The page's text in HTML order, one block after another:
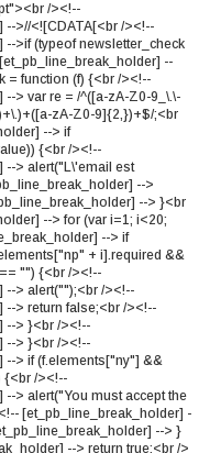
/><!--
-->//<![CDATA[<br /><!--
>if (typeof newsletter_check
--
= function (f) {<br /><!--
> var re = /^([a-zA-Z0-9_\.\-
zA-Z0-9]{2,})+$/;<br
--> if
{<br /><!--
--> alert("L\'email est
-->
--> }<br
--> for (var i=1; i<20;
--> if
+ i].required &&
"") {<br /><!--
--> alert("");<br /><!--
--> return false;<br /><!--
--> }<br /><!--
--> }<br /><!--
--> if (f.elements["ny"] &&
{<br /><!--
> alert("You must accept the
[et_pb_line_break_holder] -
--> }
--> return true;<br />